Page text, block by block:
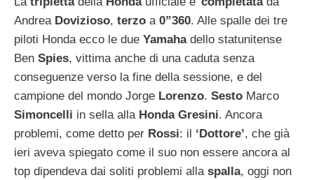
Andrea Dovizioso, terzo a 0”360. Alle spalle dei tre
piloti Honda ecco le due Yamahadello statunitense
Ben Spies, vittima anche di una caduta senza
conseguenze verso la fine della sessione, e del
campione del mondo Jorge Lorenzo. Sesto Marco
Simoncelli in sella alla Honda Gresini. Ancora
problemi, come detto per Rossi: il ‘Dottore’, che già
ieri aveva spiegato come il suo non essere ancora al
top dipendeva dai soliti problemi alla spalla, oggi non